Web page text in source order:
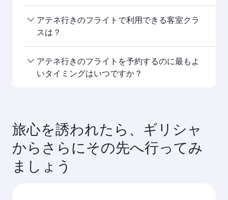
カタール航空は 行きの直行便を運航しています。
また、ドーハを経由して世界150都市以上にアクセ
アテネ行きのフライトで利用できる客室クラ
スは？
ご利用可能な客室クラスは路線や運航会社によっ
て異なります。カタール航空運航便ではビジネス
なりますので、ご予約の際にフライトの詳細をご
確認ください。
アテネ行きのフライトを予約するのに最もよ
いタイミングはいつですか？
すめします。運賃は、季節的な需要や路線の人気
度、空席状況により変動します。アテネ
旅心を誘われたら、ギリシャ
からさらにその先へ行ってみ
ましょう